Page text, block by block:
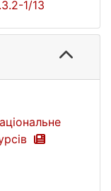
1/13